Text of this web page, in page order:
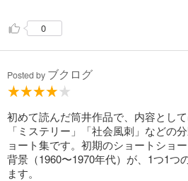
0
Posted by ブクログ
初めて読んだ筒井作品で、内容とし
「ミステリー」「社会風刺」などの
ョート集です。初期のショートショ
背景（1960〜1970年代）が、1つ1つ
ます。